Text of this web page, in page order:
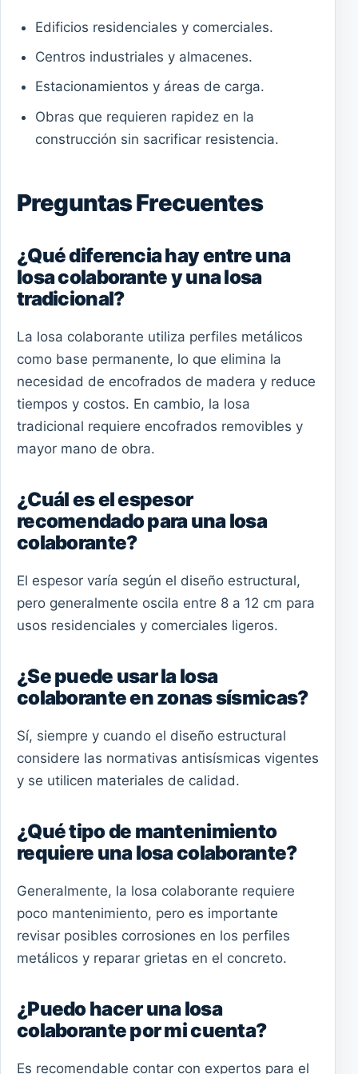
Edificios residenciales y comerciales.
Centros industriales y almacenes.
Estacionamientos y áreas de carga.
Obras que requieren rapidez en la
construcción sin sacrificar resistencia.
Preguntas Frecuentes
¿Qué diferencia hay entre una
losa colaborante y una losa
tradicional?
La losa colaborante utiliza perfiles metálicos
como base permanente, lo que elimina la
necesidad de encofrados de madera y reduce
tiempos y costos. En cambio, la losa
tradicional requiere encofrados removibles y
mayor mano de obra.
¿Cuál es el espesor
recomendado para una losa
colaborante?
El espesor varía según el diseño estructural,
pero generalmente oscila entre 8 a 12 cm para
usos residenciales y comerciales ligeros.
¿Se puede usar la losa
colaborante en zonas sísmicas?
Sí, siempre y cuando el diseño estructural
considere las normativas antisísmicas vigentes
y se utilicen materiales de calidad.
¿Qué tipo de mantenimiento
requiere una losa colaborante?
Generalmente, la losa colaborante requiere
poco mantenimiento, pero es importante
revisar posibles corrosiones en los perfiles
metálicos y reparar grietas en el concreto.
¿Puedo hacer una losa
colaborante por mi cuenta?
Es recomendable contar con expertos para el